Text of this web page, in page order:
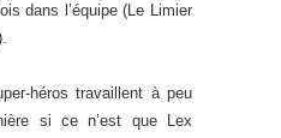
dans l’équipe (Le Limier
héros travaillent à peu
si ce n’est que Lex